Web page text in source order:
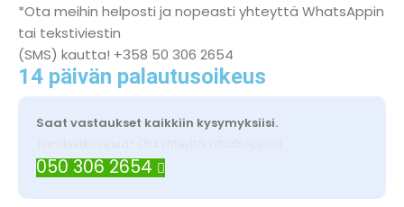
*Ota meihin helposti ja nopeasti yhteyttä WhatsAppin
tai tekstiviestin
(SMS) kautta! +358 50 306 2654
14 päivän palautusoikeus
Saat vastaukset kaikkiin kysymyksiisi.
Tarvitsetko apua? Ota yhteyttä WhatsAppilla
050 306 2654